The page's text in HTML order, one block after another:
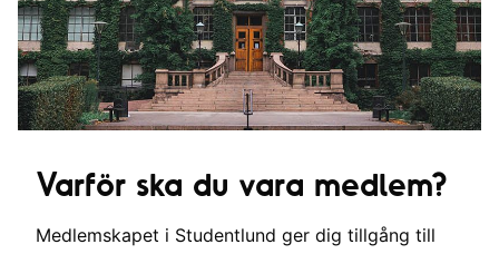
Varför ska du vara medlem?
Medlemskapet i Studentlund ger dig tillgång till